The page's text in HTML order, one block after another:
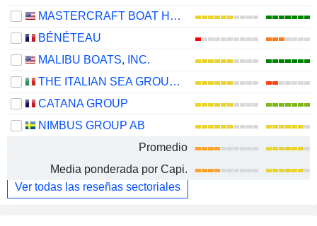
MASTERCRAFT BOAT HOLDINGS, INC.
BÉNÉTEAU
MALIBU BOATS, INC.
THE ITALIAN SEA GROUP S.P.A.
CATANA GROUP
NIMBUS GROUP AB
Promedio
Media ponderada por Capi.
Ver todas las reseñas sectoriales